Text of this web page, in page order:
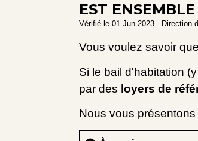
EST
Vérifié le 01 Jun 2023 - Direction
Vous voulez savoir
Si le bail d'habitation
par des loyers de
Nous vous